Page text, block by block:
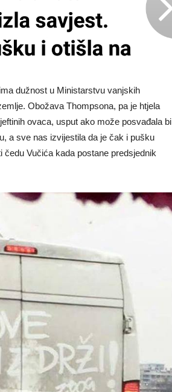
dužnost u Ministarstvu vanjskih
Obožava Thompsona, pa je htjela
ovaca, usput ako može posvađala bi
a sve nas izvijestila da je čak i pušku
čedu Vučića kada postane predsjednik